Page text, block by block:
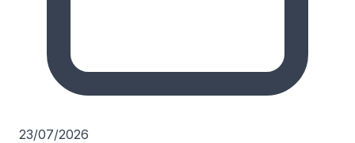
23/07/2026